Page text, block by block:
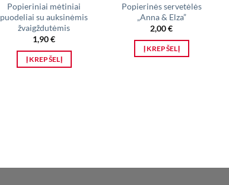
Popieriniai mėtiniai
puodeliai su auksinėmis
žvaigždutėmis
1,90€
Į KREPŠELĮ
Popierinės servetėlės
„Anna & Elza”
2,00€
Į KREPŠELĮ